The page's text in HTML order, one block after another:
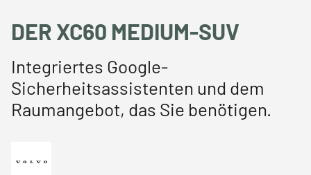
DER XC60 MEDIUM-SUV
Integriertes Google-
Sicherheitsassistenten und dem
Raumangebot, das Sie benötigen.